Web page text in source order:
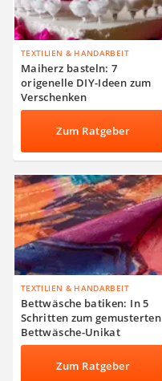
TEXTILIEN & HANDARBEIT
Maiherz basteln: 7
origenelle DIY-Ideen zum
Verschenken
Zum Ratgeber
TEXTILIEN & HANDARBEIT
Bettwäsche batiken: In 5
Schritten zum gemusterten
Bettwäsche-Unikat
Zum Ratgeber